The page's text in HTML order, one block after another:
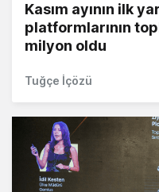
Kasım ayının ilk
platformlarının
milyon oldu
Tuğçe İçözü